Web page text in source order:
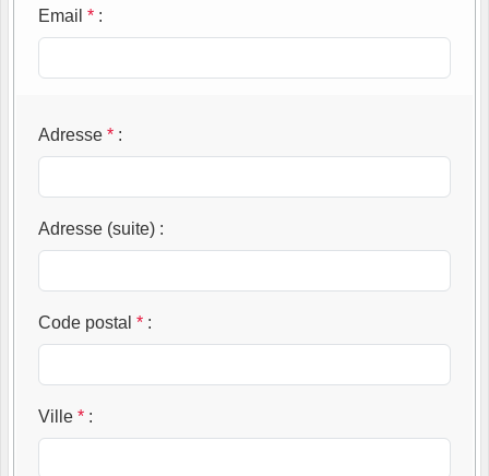
Email * :
Adresse * :
Adresse (suite) :
Code postal * :
Ville * :